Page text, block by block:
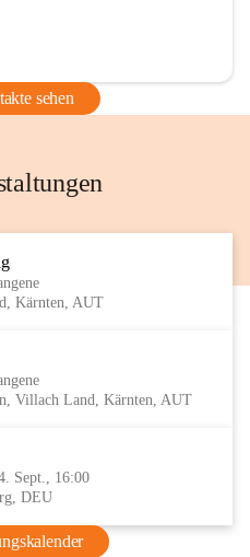
sehen
Kärnten, AUT
Villach Land, Kärnten, AUT
Sept., 16:00
DEU